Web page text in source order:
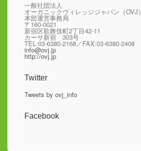
一般社団法人
オーガニックヴィレッジジャパン（OVJ）
本部運営事務局
〒160-0021
新宿区歌舞伎町2丁目42-11
カーサ新宿 303号
TEL:03-6380-2168／FAX:03-6380-2408
info@ovj.jp
http://ovj.jp
Twitter
Tweets by ovj_info
Facebook